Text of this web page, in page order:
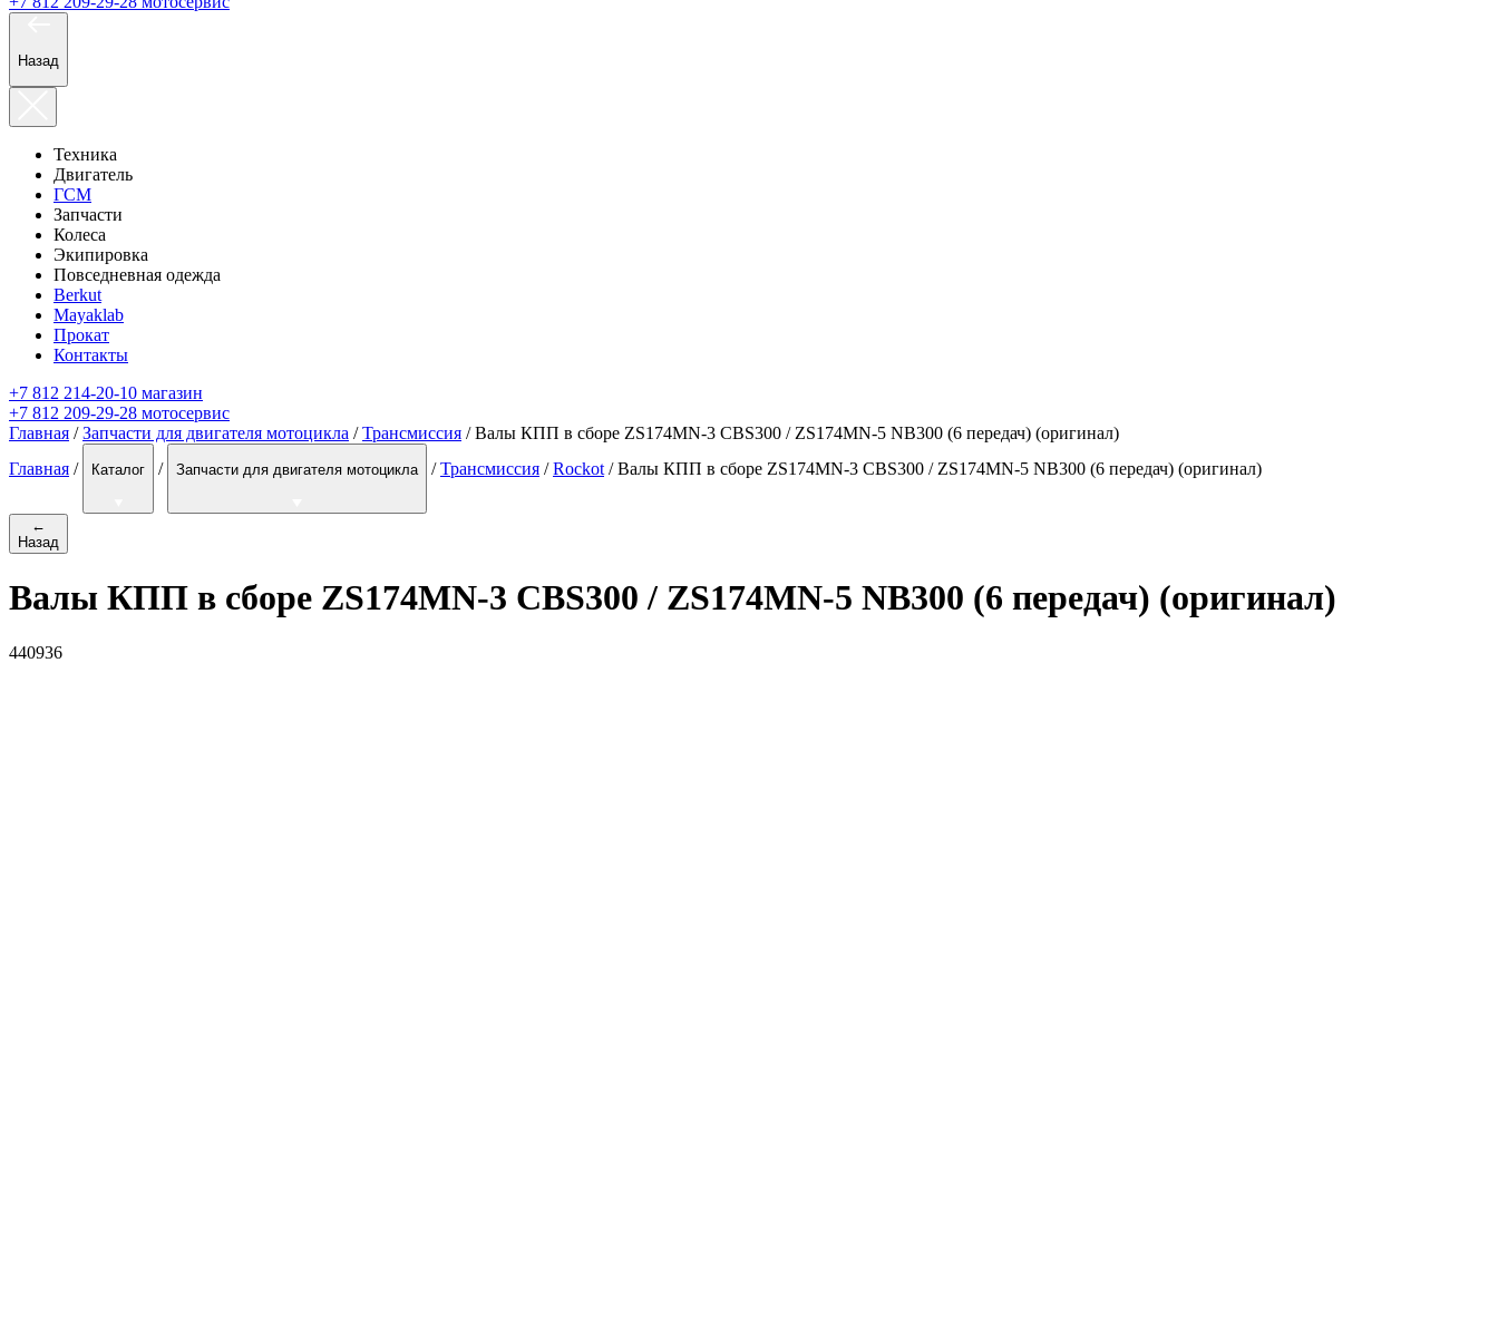
Назад
Техника
Двигатель
ГСМ
Запчасти
Колеса
Экипировка
Повседневная одежда
Berkut
Mayaklab
Прокат
Контакты
+7 812 214-20-10 магазин
+7 812 209-29-28 мотосервис
Главная /Запчасти для двигателя мотоцикла /Трансмиссия / Валы КПП в сборе ZS174MN-3 CBS300 / ZS174MN-5 NB300 (6 передач) (оригинал)
Главная / Каталог / Запчасти для двигателя мотоцикла / Трансмиссия / Rockot / Валы КПП в сборе ZS174MN-3 CBS300 / ZS174MN-5 NB300 (6 передач) (оригинал)
←
Назад
Валы КПП в сборе ZS174MN-3 CBS300 / ZS174MN-5 NB300 (6 передач) (оригинал)
440936